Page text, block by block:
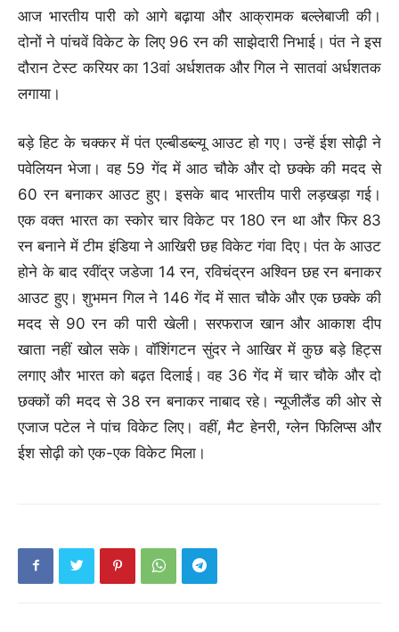
आज भारतीय पारी को आगे बढ़ाया और आक्रामक बल्लेबाजी की।
दोनों ने पांचवें विकेट के लिए 96 रन की साझेदारी निभाई। पंत ने इस
दौरान टेस्ट करियर का 13वां अर्धशतक और गिल ने सातवां अर्धशतक
लगाया।
बड़े हिट के चक्कर में पंत एल्बीडब्ल्यू आउट हो गए। उन्हें ईश सोढ़ी ने
पवेलियन भेजा। वह 59 गेंद में आठ चौके और दो छक्के की मदद से
60 रन बनाकर आउट हुए। इसके बाद भारतीय पारी लड़खड़ा गई।
एक वक्त भारत का स्कोर चार विकेट पर 180 रन था और फिर 83
रन बनाने में टीम इंडिया ने आखिरी छह विकेट गंवा दिए। पंत के आउट
होने के बाद रवींद्र जडेजा 14 रन, रविचंद्रन अश्विन छह रन बनाकर
आउट हुए। शुभमन गिल ने 146 गेंद में सात चौके और एक छक्के की
मदद से 90 रन की पारी खेली। सरफराज खान और आकाश दीप
खाता नहीं खोल सके। वॉशिंगटन सुंदर ने आखिर में कुछ बड़े हिट्स
लगाए और भारत को बढ़त दिलाई। वह 36 गेंद में चार चौके और दो
छक्कों की मदद से 38 रन बनाकर नाबाद रहे। न्यूजीलैंड की ओर से
एजाज पटेल ने पांच विकेट लिए। वहीं, मैट हेनरी, ग्लेन फिलिप्स और
ईश सोढ़ी को एक-एक विकेट मिला।